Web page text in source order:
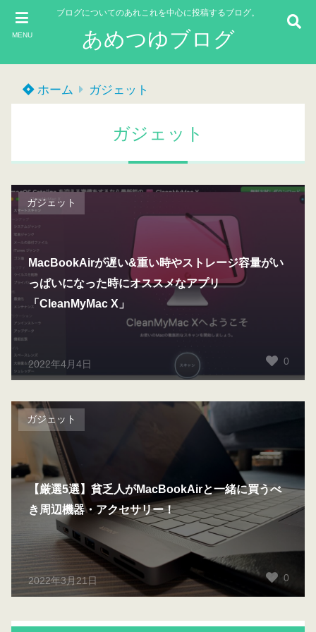
MENU
ブログについてのあれこれを中心に投稿するブログ。
あめつゆブログ
ホーム ガジェット
ガジェット
ガジェット
2022年4月4日
MacBookAirが遅い&重い時やストレージ容量がい
っぱいになった時にオススメなアプリ
「CleanMyMac X」
0
ガジェット
2022年3月21日
【厳選5選】貧乏人がMacBookAirと一緒に買うべ
き周辺機器・アクセサリー！
0